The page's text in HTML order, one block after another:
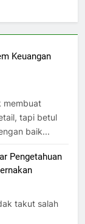
Keuangan
membuat
tapi betul
baik...
Pengetahuan
takut salah